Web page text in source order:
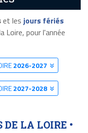
et les jours fériés
Loire, pour l'année
2026-2027
2027-2028
LA LOIRE •